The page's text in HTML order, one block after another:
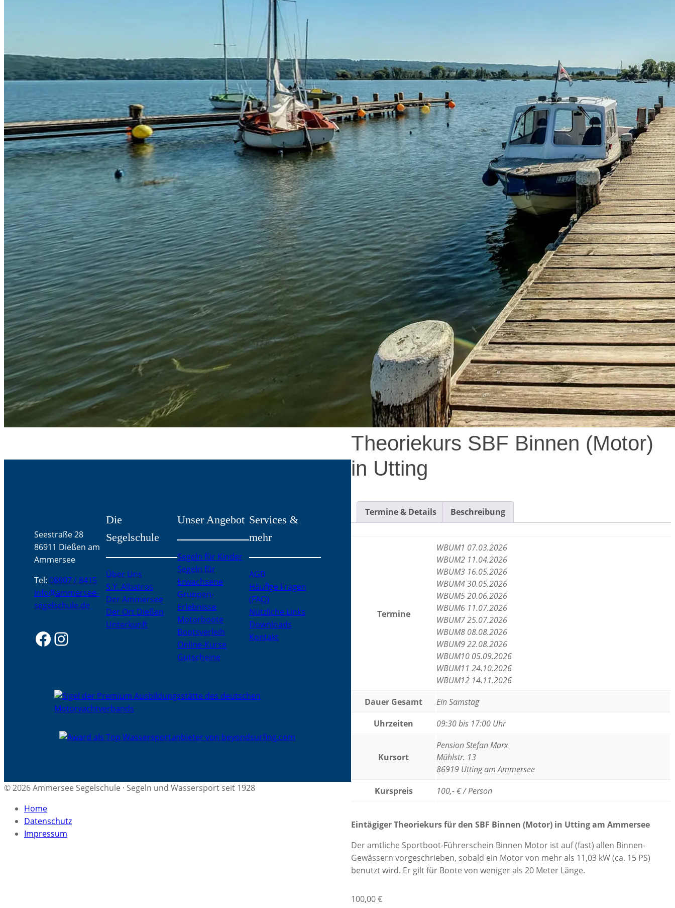
Theoriekurs SBF Binnen (Motor)
in Utting
Termine & Details Beschreibung
Termine
WBUM1 07.03.2026
WBUM2 11.04.2026
WBUM3 16.05.2026
WBUM4 30.05.2026
WBUM5 20.06.2026
WBUM6 11.07.2026
WBUM7 25.07.2026
WBUM8 08.08.2026
WBUM9 22.08.2026
WBUM10 05.09.2026
WBUM11 24.10.2026
WBUM12 14.11.2026
Dauer Gesamt
Ein Samstag
Uhrzeiten
09:30 bis 17:00 Uhr
Kursort
Pension Stefan Marx
Mühlstr. 13
86919 Utting am Ammersee
Kurspreis
100,- € / Person
Eintägiger Theoriekurs für den SBF Binnen (Motor) in Utting am Ammersee
Der amtliche Sportboot-Führerschein Binnen Motor ist auf (fast) allen Binnen-
Gewässern vorgeschrieben, sobald ein Motor von mehr als 11,03 kW (ca. 15 PS)
benutzt wird. Er gilt für Boote von weniger als 20 Meter Länge.
100,00€
Seestraße 28
86911 Dießen am
Ammersee
Tel: 08807 / 8415
info@ammersee-
segelschule.de
Facebook Instagram
Die
Segelschule
Über Uns
S.Y. Albatros
Der Ammersee
Der Ort Dießen
Unterkunft
Unser Angebot
Segeln für Kinder
Segeln für
Erwachsene
Gruppen-
Erlebnisse
Motorboote
Bootsverleih
Online-Kurse
Gutscheine
Services &
mehr
AGB
Häufige Fragen
(FAQ)
Nützliche Links
Downloads
Kontakt
© 2026 Ammersee Segelschule · Segeln und Wassersport seit 1928
Home
Datenschutz
Impressum